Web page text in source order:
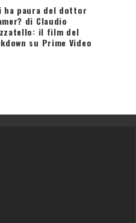
ha paura del dottor
di Claudio
il film del
su Prime Video